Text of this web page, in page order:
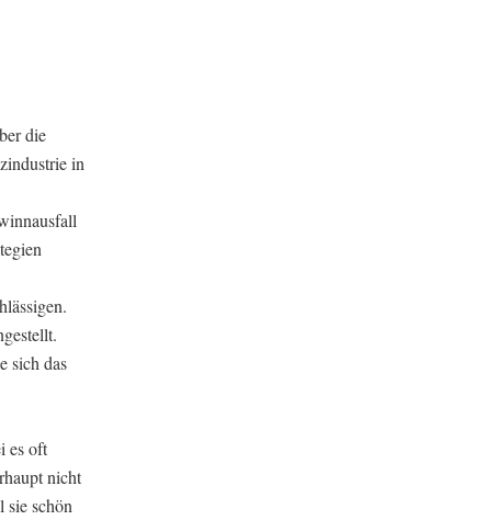
die
in
sich das
es oft
nicht
sie schön